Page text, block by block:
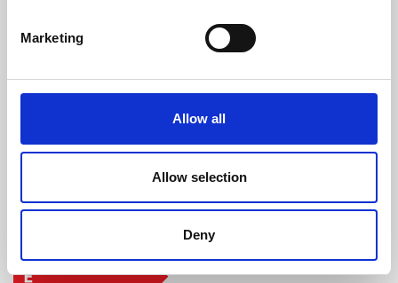
Marketing
Allow all
Allow selection
Deny
8 kW
classe d'efficacité